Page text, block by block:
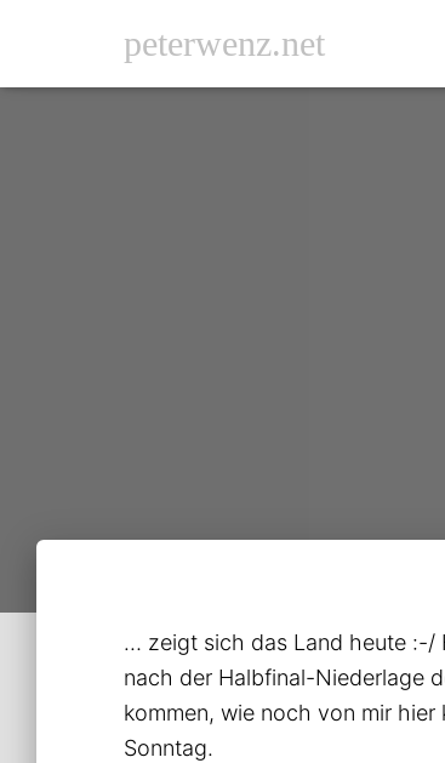
peterwenz.net
… zeigt sich das Land heute :-/
nach der Halbfinal-Niederlage
kommen, wie noch von mir
Sonntag.